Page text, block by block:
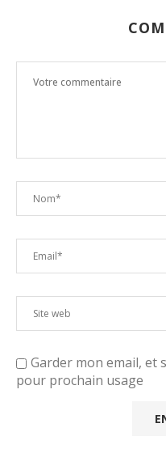
Garder mon email, et
pour prochain usage